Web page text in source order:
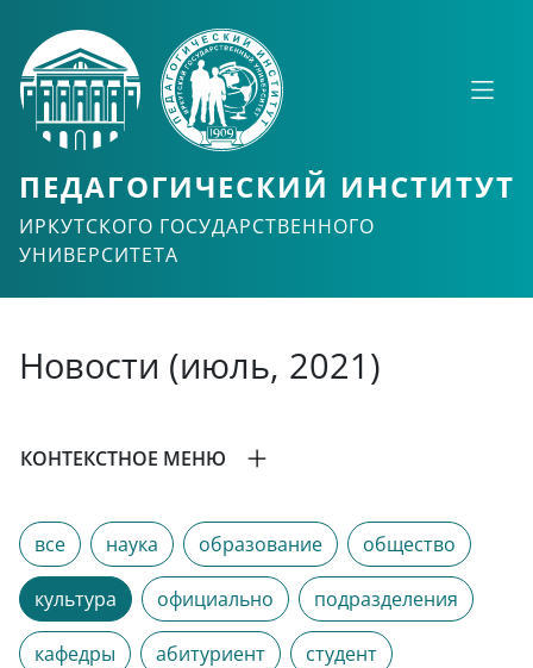
ПЕДАГОГИЧЕСКИЙ ИНСТИТУТ
ИРКУТСКОГО ГОСУДАРСТВЕННОГО
УНИВЕРСИТЕТА
Новости (июль, 2021)
КОНТЕКСТНОЕ МЕНЮ
все наука образование общество
культура официально подразделения
кафедры абитуриент студент